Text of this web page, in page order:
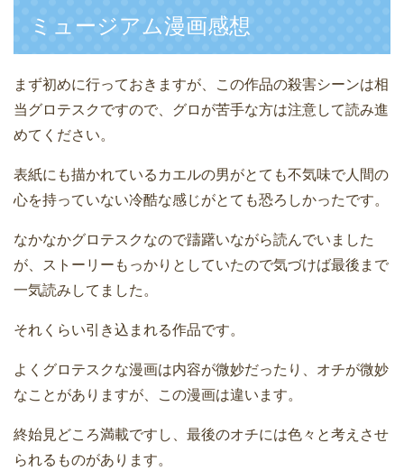
ミュージアム漫画感想
まず初めに行っておきますが、この作品の殺害シーンは相
当グロテスクですので、グロが苦手な方は注意して読み進
めてください。
表紙にも描かれているカエルの男がとても不気味で人間の
心を持っていない冷酷な感じがとても恐ろしかったです。
なかなかグロテスクなので躊躇いながら読んでいました
が、ストーリーもっかりとしていたので気づけば最後まで
一気読みしてました。
それくらい引き込まれる作品です。
よくグロテスクな漫画は内容が微妙だったり、オチが微妙
なことがありますが、この漫画は違います。
終始見どころ満載ですし、最後のオチには色々と考えさせ
られるものがあります。